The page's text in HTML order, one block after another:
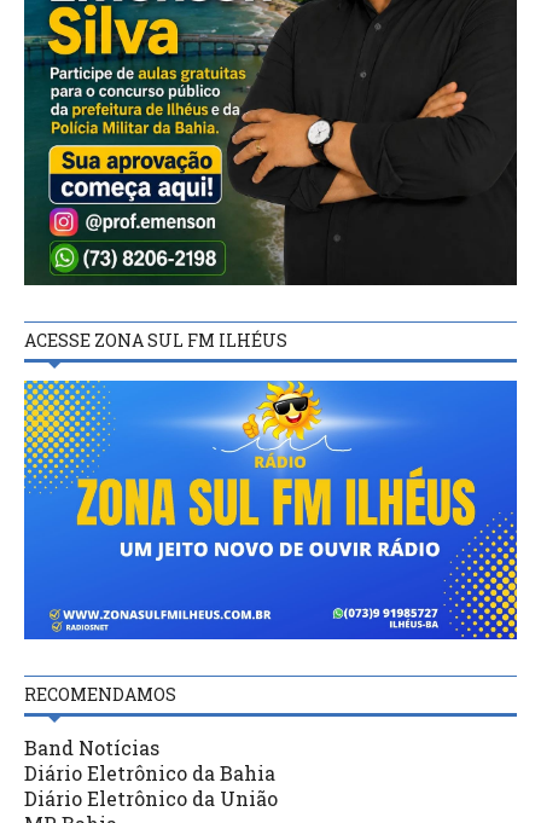
ACESSE ZONA SUL FM ILHÉUS
RECOMENDAMOS
Band Notícias
Diário Eletrônico da Bahia
Diário Eletrônico da União